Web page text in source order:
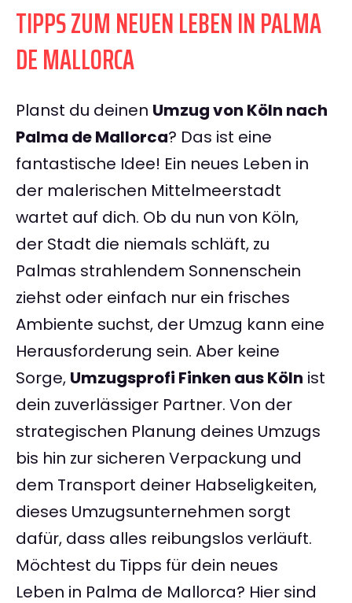
TIPPS ZUM NEUEN LEBEN IN PALMA
DE MALLORCA
Planst du deinen Umzug von Köln nach
Palma de Mallorca? Das ist eine
fantastische Idee! Ein neues Leben in
der malerischen Mittelmeerstadt
wartet auf dich. Ob du nun von Köln,
der Stadt die niemals schläft, zu
Palmas strahlendem Sonnenschein
ziehst oder einfach nur ein frisches
Ambiente suchst, der Umzug kann eine
Herausforderung sein. Aber keine
Sorge, Umzugsprofi Finken aus Köln ist
dein zuverlässiger Partner. Von der
strategischen Planung deines Umzugs
bis hin zur sicheren Verpackung und
dem Transport deiner Habseligkeiten,
dieses Umzugsunternehmen sorgt
dafür, dass alles reibungslos verläuft.
Möchtest du Tipps für dein neues
Leben in Palma de Mallorca? Hier sind